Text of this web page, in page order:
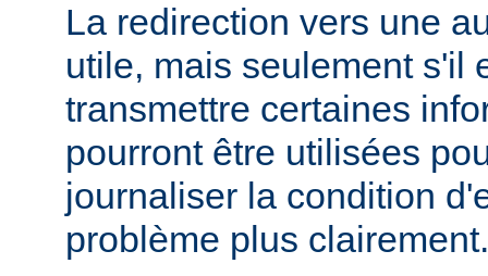
La redirection vers une
utile, mais seulement s'il
transmettre certaines
pourront être utilisées
journaliser la condition
problème plus clairement.